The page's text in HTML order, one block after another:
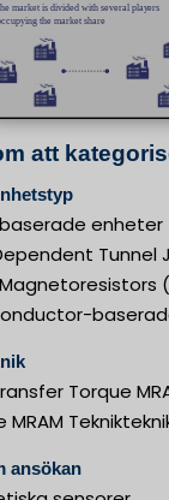
att
enheter
Tunnel
Torque
MRAM
ansökan